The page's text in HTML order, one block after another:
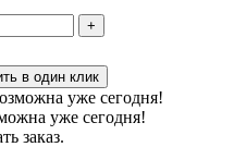
+
в один клик
уже сегодня!
заказ.